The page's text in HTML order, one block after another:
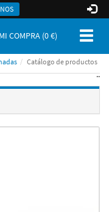
MI COMPRA (0€)
Catálogo de productos
..